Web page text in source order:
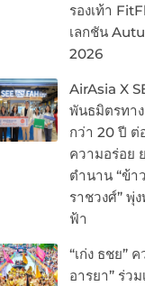
รองเท้า
เลกชัน
2026
AirAsia X
พันธมิตรทา
กว่า 20 ปี ต่
ความอร่อย
ตำนาน “ข้า
ราชวงศ์” พุ่
ฟ้า
“เก่ง ธชย”
อารยา” ร่ว